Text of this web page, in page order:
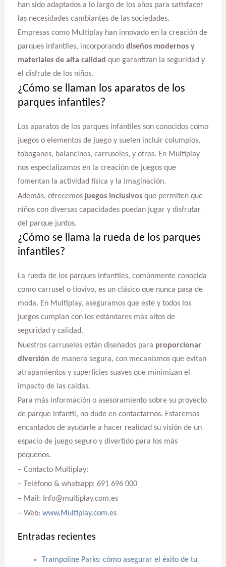
han sido adaptados a lo largo de los años para satisfacer
las necesidades cambiantes de las sociedades.
Empresas como Multiplay han innovado en la creación de
parques infantiles, incorporando diseños modernos y
materiales de alta calidad que garantizan la seguridad y
el disfrute de los niños.
¿Cómo se llaman los aparatos de los
parques infantiles?
Los aparatos de los parques infantiles son conocidos como
juegos o elementos de juego y suelen incluir columpios,
toboganes, balancines, carruseles, y otros. En Multiplay
nos especializamos en la creación de juegos que
fomentan la actividad física y la imaginación.
Además, ofrecemos juegos inclusivosque permiten que
niños con diversas capacidades puedan jugar y disfrutar
del parque juntos.
¿Cómo se llama la rueda de los parques
infantiles?
La rueda de los parques infantiles, comúnmente conocida
como carrusel o tiovivo, es un clásico que nunca pasa de
moda. En Multiplay, aseguramos que este y todos los
juegos cumplan con los estándares más altos de
seguridad y calidad.
Nuestros carruseles están diseñados para proporcionar
diversión de manera segura, con mecanismos que evitan
atrapamientos y superficies suaves que minimizan el
impacto de las caídas.
Para más información o asesoramiento sobre su proyecto
de parque infantil, no dude en contactarnos. Estaremos
encantados de ayudarle a hacer realidad su visión de un
espacio de juego seguro y divertido para los más
pequeños.
– Contacto Multiplay:
– Teléfono & whatsapp: 691 696 000
– Mail: Info@multiplay.com.es
– Web: www.Multiplay.com.es
Entradas recientes
Trampoline Parks: cómo asegurar el éxito de tu